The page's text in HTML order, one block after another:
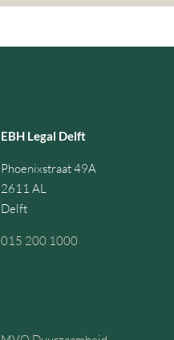
EBH Legal Delft
Phoenixstraat 49A
2611 AL
Delft
015 200 1000